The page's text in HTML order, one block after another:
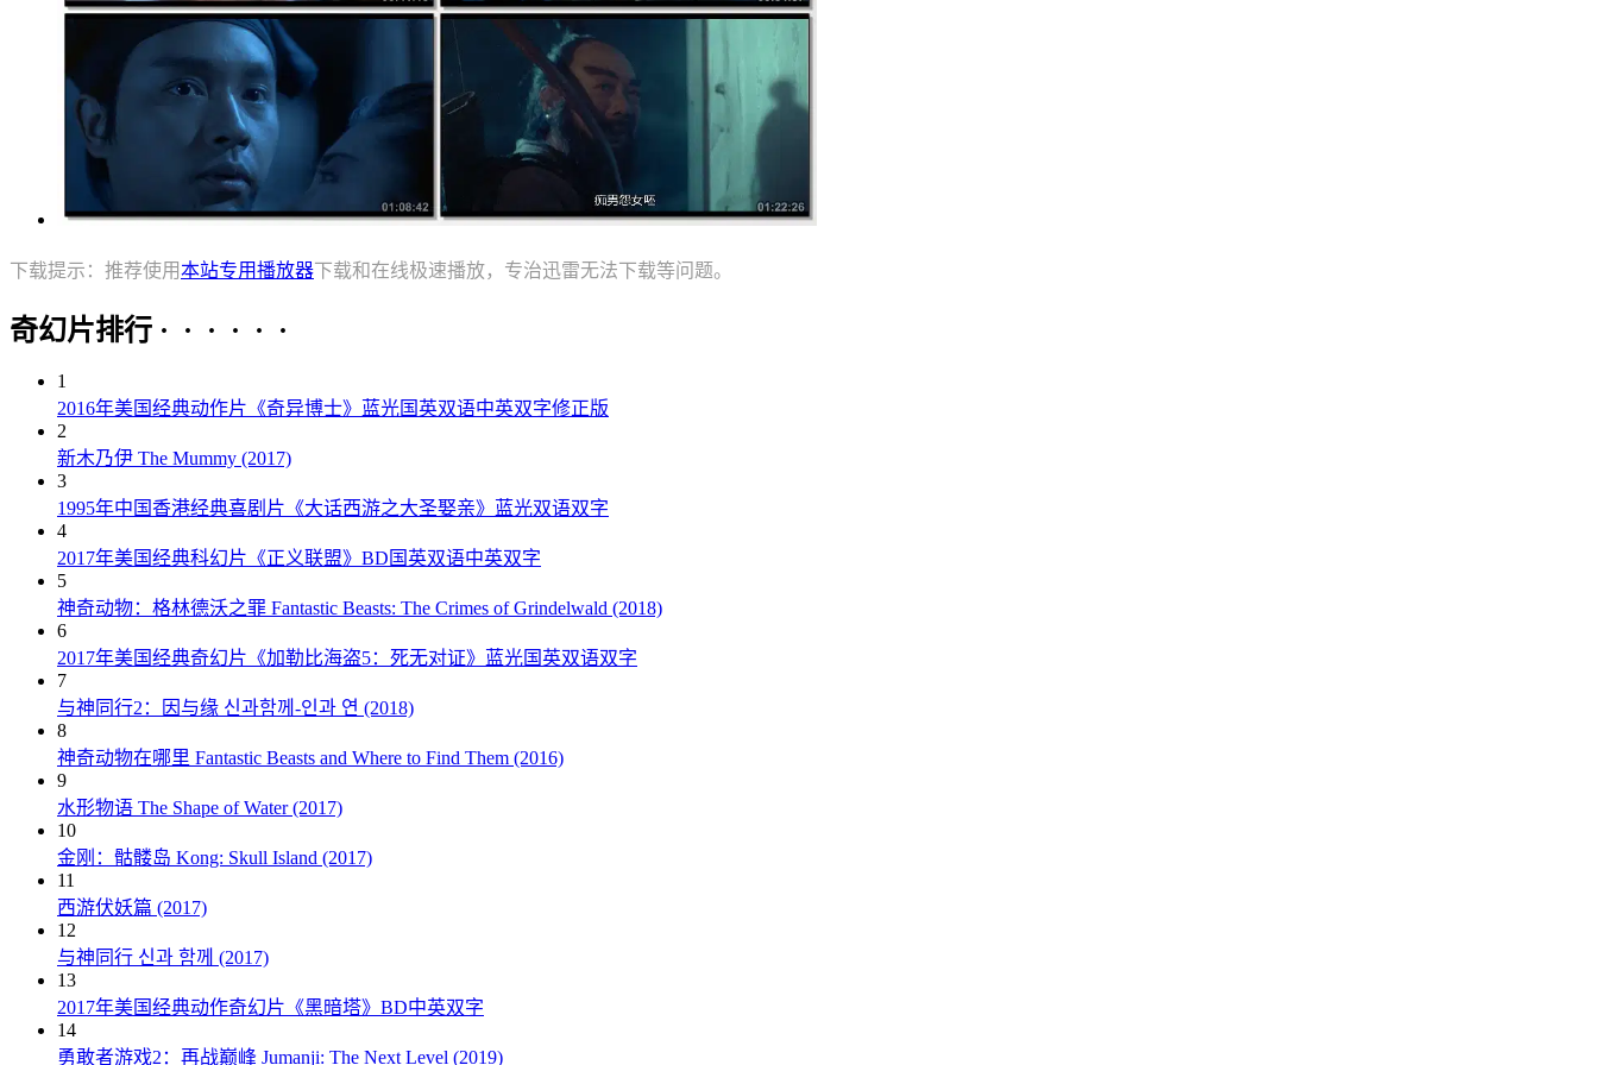
下载提示：推荐使用本站专用播放器下载和在线极速播放，专治迅雷无法下载等问题。
奇幻片排行 · · · · · ·
1
2016年美国经典动作片《奇异博士》蓝光国英双语中英双字修正版
2
新木乃伊 The Mummy (2017)
3
1995年中国香港经典喜剧片《大话西游之大圣娶亲》蓝光双语双字
4
2017年美国经典科幻片《正义联盟》BD国英双语中英双字
5
神奇动物：格林德沃之罪 Fantastic Beasts: The Crimes of Grindelwald (2018)
6
2017年美国经典奇幻片《加勒比海盗5：死无对证》蓝光国英双语双字
7
与神同行2：因与缘 신과함께-인과 연 (2018)
8
神奇动物在哪里 Fantastic Beasts and Where to Find Them (2016)
9
水形物语 The Shape of Water (2017)
10
金刚：骷髅岛 Kong: Skull Island (2017)
11
西游伏妖篇 (2017)
12
与神同行 신과 함께 (2017)
13
2017年美国经典动作奇幻片《黑暗塔》BD中英双字
14
勇敢者游戏2：再战巅峰 Jumanji: The Next Level (2019)